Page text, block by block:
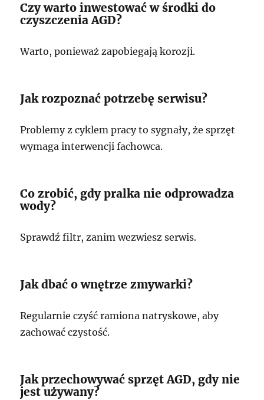
Czy warto inwestować w środki do
czyszczenia AGD?
Warto, ponieważ zapobiegają korozji.
Jak rozpoznać potrzebę serwisu?
Problemy z cyklem pracy to sygnały, że sprzęt
wymaga interwencji fachowca.
Co zrobić, gdy pralka nie odprowadza
wody?
Sprawdź filtr, zanim wezwiesz serwis.
Jak dbać o wnętrze zmywarki?
Regularnie czyść ramiona natryskowe, aby
zachować czystość.
Jak przechowywać sprzęt AGD, gdy nie
jest używany?